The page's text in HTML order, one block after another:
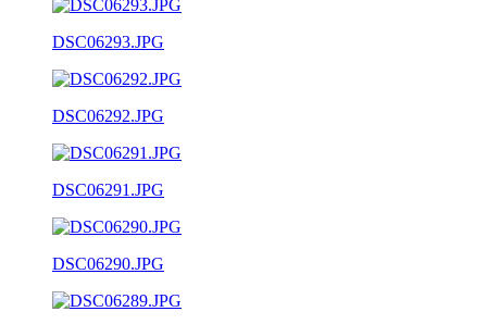
DSC06293.JPG
DSC06292.JPG
DSC06291.JPG
DSC06290.JPG